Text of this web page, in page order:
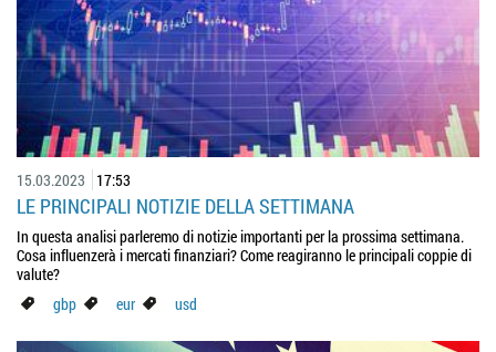
15.03.2023 17:53
LE PRINCIPALI NOTIZIE DELLA SETTIMANA
In questa analisi parleremo di notizie importanti per la prossima settimana.
Cosa influenzerà i mercati finanziari? Come reagiranno le principali coppie di
valute?
gbp
eur usd